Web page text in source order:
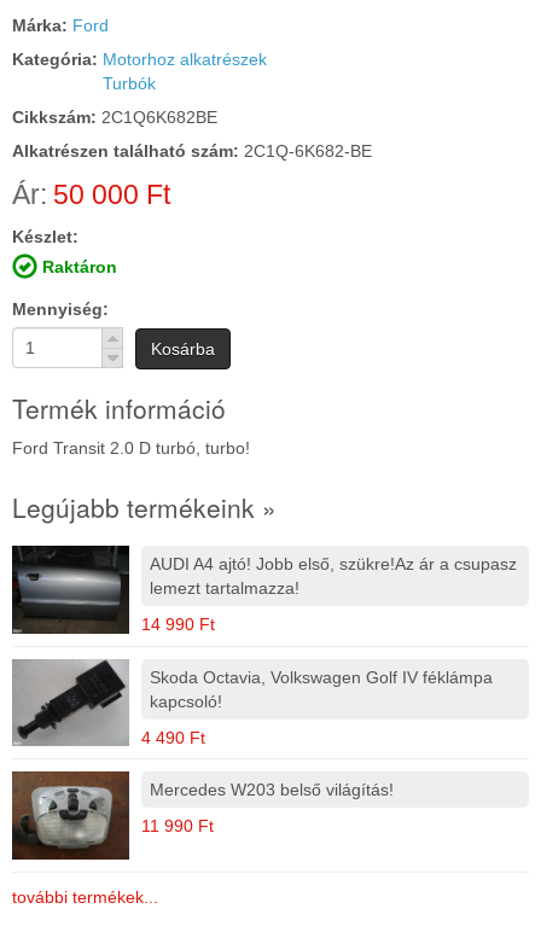
Márka: Ford
Kategória: Motorhoz alkatrészek
Turbók
Cikkszám: 2C1Q6K682BE
Alkatrészen található szám: 2C1Q-6K682-BE
Ár: 50 000 Ft
Készlet:
Raktáron
Mennyiség
Kosárba
Termék információ
Ford Transit 2.0 D turbó, turbo!
Legújabb termékeink »
AUDI A4 ajtó! Jobb első, szükre!Az ár a csupasz
lemezt tartalmazza!
14 990 Ft
Skoda Octavia, Volkswagen Golf IV féklámpa
kapcsoló!
4 490 Ft
Mercedes W203 belső világítás!
11 990 Ft
további termékek...